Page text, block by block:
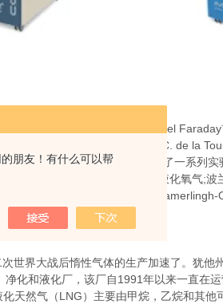
朋友！有什么可以帮
对现象和材料的影响，由 Micahel Faraday
理学家和化学家，即 C. de la
。安德鲁在1869年用
进行了一系列
法国科学家 液化氧气;波
世界大战后惰性气体的生产加速了。犹他
净化和液化厂，该厂自1991年以来一直在
天然气（LNG）主要由甲烷，乙烷和其他